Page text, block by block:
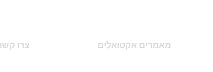
צרו מאמרים אקטואלים